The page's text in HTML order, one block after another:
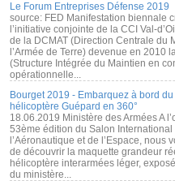
Le Forum Entreprises Défense 2019
source: FED Manifestation biennale
l’initiative conjointe de la CCI Val-
de la DCMAT (Direction Centrale du
l’Armée de Terre) devenue en 2010
(Structure Intégrée du Maintien en
opérationnelle...
Bourget 2019 - Embarquez à bord du
hélicoptère Guépard en 360°
18.06.2019 Ministère des Armées A
53ème édition du Salon International
l’Aéronautique et de l’Espace, nous
de découvrir la maquette grandeur
hélicoptère interarmées léger,
du ministère...